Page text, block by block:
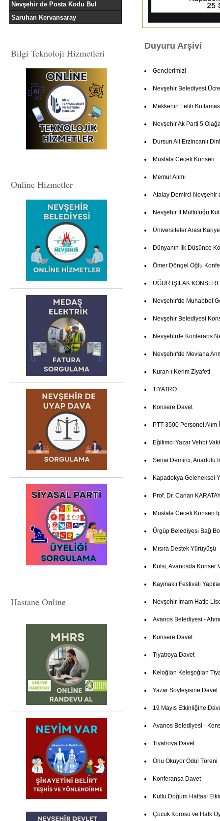
Nevşehir de Posta Kodu Bul
Saruhan Kervansaray
Bilgi Teknoloji Hizmetleri
Online Hizmetler
Hastane Online
Duyuru Arşivi
Gençlerimizi
Nevşehir Belediyesi
Mekkenin Fetih
Nevşehir Ak Parti
Dursun Ali Erzincanlı
Mustafa Ceceli Konseri
Memur Alımı
Atalay Demirci Nevşehir
Nevşehir İl Müftülüğü
Üniversiteler Arası
Dünyanın İlk Düşünce
Ömer Döngel Oğlu
UĞUR IŞILAK KONSERİ
Nevşehir'de Muhabbet
Nevşehir Belediyesi
Nevşehirde Konferans
Nevşehir'de Mevlana
Kuran-ı Kerim Ziyafeti
TİYATRO
Konsere Davet
PTT 3500 Personel Alım
Eğitimci Yazar Vehbi
Senai Demirci, Anadolu
Kapadokya Geleneksel
Prof. Dr. Canan
Mustafa Ceceli Konseri
Ürgüp Belediyesi Bağ
Mısıra Destek Yürüyüşü
Kutsi, Avanosda Konser
Kaymaklı Festivali
Nevşehir İmam Hatip
Avanos Belediyesi -
Konsere Davet
Tiyatroya Davet
Keloğlan Keleşoğlan
Yazar Söyleşisine Davet
19 Mayıs Etkinliğine
Avanos Belediyesi -
Tiyatroya Davet
Onu Okuyor Ödül Töreni
Konferansa Davet
Kutlu Doğum Haftası
Çocuk Korosu ve Halk